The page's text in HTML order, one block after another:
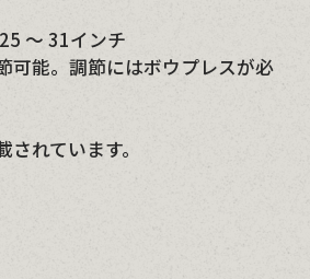
～ 31インチ
能。調節にはボウプレスが必
れています。